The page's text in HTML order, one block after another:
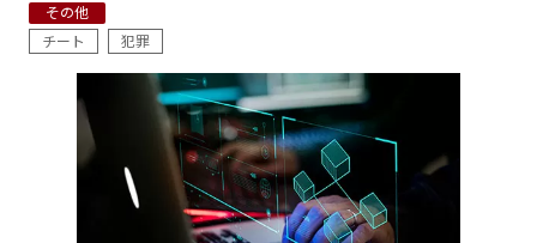
その他
チート
犯罪